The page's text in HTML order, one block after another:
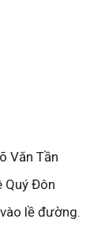
Văn Tần
Quý Đôn
lề đường.